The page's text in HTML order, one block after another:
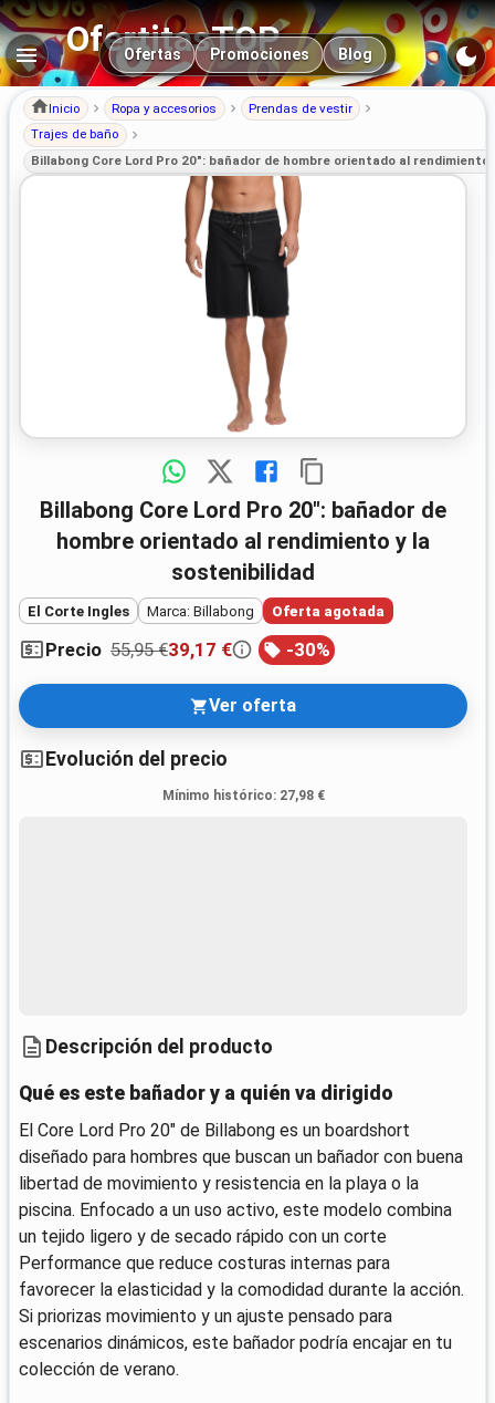
OfertitasTOP
Navegación principal
Ofertas Promociones Blog
Inicio Ropa y accesorios
Prendas de vestir
Trajes de baño
Billabong Core Lord Pro 20": bañador de hombre orientado al
Billabong Core Lord Pro 20": bañador de
hombre orientado al rendimiento y la
sostenibilidad
El Corte Ingles Marca: Billabong Oferta agotada
Precio 55,95 €39,17 € -30%
Ver oferta
Evolución del precio
Mínimo histórico: 27,98 €
Descripción del producto
Qué es este bañador y a quién va dirigido
El Core Lord Pro 20" de Billabong es un boardshort
diseñado para hombres que buscan un bañador con buena
libertad de movimiento y resistencia en la playa o la
piscina. Enfocado a un uso activo, este modelo combina
un tejido ligero y de secado rápido con un corte
Performance que reduce costuras internas para
favorecer la elasticidad y la comodidad durante la acción.
Si priorizas movimiento y un ajuste pensado para
escenarios dinámicos, este bañador podría encajar en tu
colección de verano.